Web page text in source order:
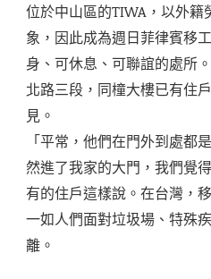
位於中山區的TIWA，以外
象，因此成為週日菲律賓移
身、可休息、可聯誼的處所
北路三段，同橦大樓已有住
見。
「平常，他們在門外到處都
然進了我家的大門，我們覺
有的住戶這樣說。在台灣，
一如人們面對垃圾場、特殊
離。